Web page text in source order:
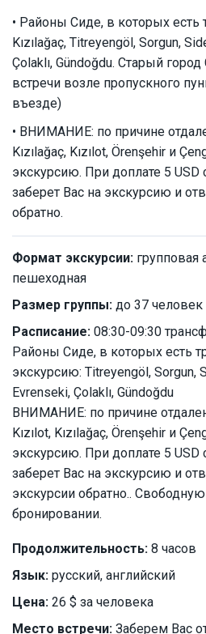
• Районы Сиде, в которых есть
Kızılağaç, Titreyengöl, Sorgun,
Çolaklı, Gündoğdu. Старый
встречи возле пропускного
въезде)
• ВНИМАНИЕ: по причине
Kızılağaç, Kızılot, Örenşehir и
экскурсию. При доплате 5 USD
заберет Вас на экскурсию и
обратно.
Формат экскурсии: групповая
пешеходная
Размер группы: до 37 человек
Расписание: 08:30-09:30
Районы Сиде, в которых есть
экскурсию: Titreyengöl, Sorgun,
Evrenseki, Çolaklı, Gündoğdu
ВНИМАНИЕ: по причине
Kızılot, Kızılağaç, Örenşehir и
экскурсию. При доплате 5 USD
заберет Вас на экскурсию и
экскурсии обратно..
бронировании.
Продолжительность: 8 часов
Язык: русский, английский
Цена: 26 $ за человека
Место встречи: Заберем Вас